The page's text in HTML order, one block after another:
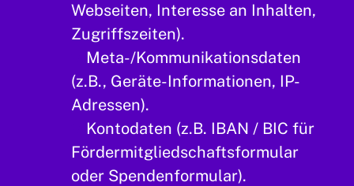
Webseiten, Interesse an Inhalten,
Zugriffszeiten).
Meta-/Kommunikationsdaten
(z.B., Geräte-Informationen, IP-
Adressen).
Kontodaten (z.B. IBAN / BIC für
Fördermitgliedschaftsformular
oder Spendenformular).